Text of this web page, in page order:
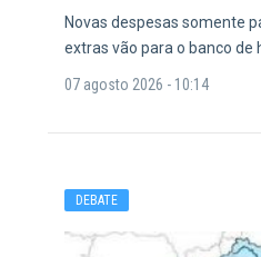
Novas despesas somente
extras vão para o banco de
07 agosto 2026 - 10:14
DEBATE